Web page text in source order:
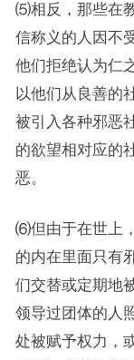
⑸相反，那些在
信称义的人因不
他们拒绝认为仁
以他们从良善的
被引入各种邪恶
的欲望相对应的
恶。
⑹但由于在世上
的内在里面只有
们交替或定期地
领导过团体的人
处被赋予权力，